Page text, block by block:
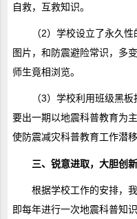
自救，互救知识。
（2）学校设立了永久
图片，和防震避险常识，多
师生竟相浏览。
（3）学校利用班级黑
要出一期以地震科普教育为
使防震减灾科普教育工作潜
三、锐意进取，大胆创
根据学校工作的安排，
即每年进行一次地震科普知